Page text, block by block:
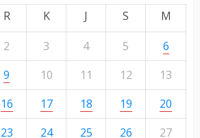
R K J S
M
2 3 4 5
6
9 10 11 12
13
16 17 18 19
20
23 24 25 26
27